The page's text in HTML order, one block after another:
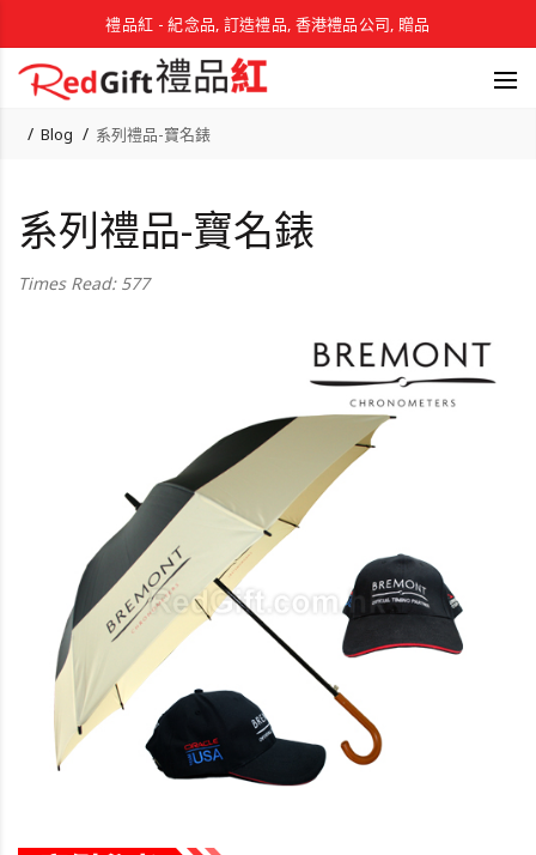
禮品紅 - 紀念品, 訂造禮品, 香港禮品公司, 贈品
Blog 系列禮品-寶名錶
系列禮品-寶名錶
Times Read: 577